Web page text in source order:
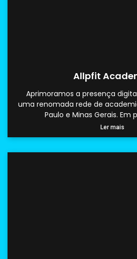
Allpfit
Aprimoramos a presença
uma renomada rede de
Paulo e Minas Gerais. Em
Ler mais